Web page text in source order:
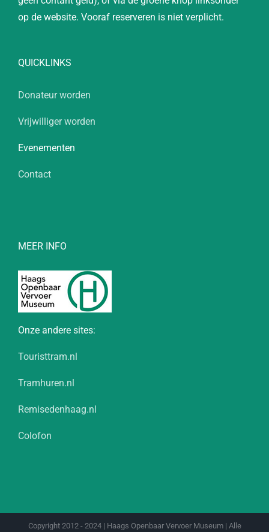
op de website. Vooraf reserveren is niet verplicht.
QUICKLINKS
Donateur worden
Vrijwilliger worden
Evenementen
Contact
MEER INFO
Onze andere sites:
Touristtram.nl
Tramhuren.nl
Remisedenhaag.nl
Colofon
Copyright 2012 - 2024 | Haags Openbaar Vervoer Museum | Alle